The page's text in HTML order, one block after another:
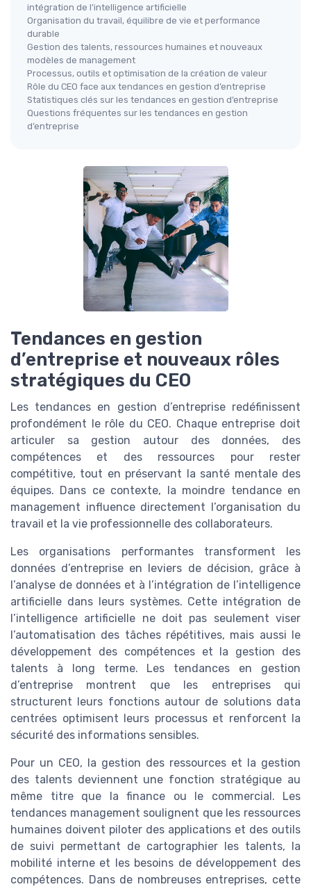
intégration de l’intelligence artificielle
Organisation du travail, équilibre de vie et performance
durable
Gestion des talents, ressources humaines et nouveaux
modèles de management
Processus, outils et optimisation de la création de valeur
Rôle du CEO face aux tendances en gestion d’entreprise
Statistiques clés sur les tendances en gestion d’entreprise
Questions fréquentes sur les tendances en gestion
d’entreprise
Tendances en gestion
d’entreprise et nouveaux rôles
stratégiques du CEO
Les tendances en gestion d’entreprise redéfinissent
profondément le rôle du CEO. Chaque entreprise doit
articuler sa gestion autour des données, des
compétences et des ressources pour rester
compétitive, tout en préservant la santé mentale des
équipes. Dans ce contexte, la moindre tendance en
management influence directement l’organisation du
travail et la vie professionnelle des collaborateurs.
Les organisations performantes transforment les
données d’entreprise en leviers de décision, grâce à
l’analyse de données et à l’intégration de l’intelligence
artificielle dans leurs systèmes. Cette intégration de
l’intelligence artificielle ne doit pas seulement viser
l’automatisation des tâches répétitives, mais aussi le
développement des compétences et la gestion des
talents à long terme. Les tendances en gestion
d’entreprise montrent que les entreprises qui
structurent leurs fonctions autour de solutions data
centrées optimisent leurs processus et renforcent la
sécurité des informations sensibles.
Pour un CEO, la gestion des ressources et la gestion
des talents deviennent une fonction stratégique au
même titre que la finance ou le commercial. Les
tendances management soulignent que les ressources
humaines doivent piloter des applications et des outils
de suivi permettant de cartographier les talents, la
mobilité interne et les besoins de développement des
compétences. Dans de nombreuses entreprises, cette